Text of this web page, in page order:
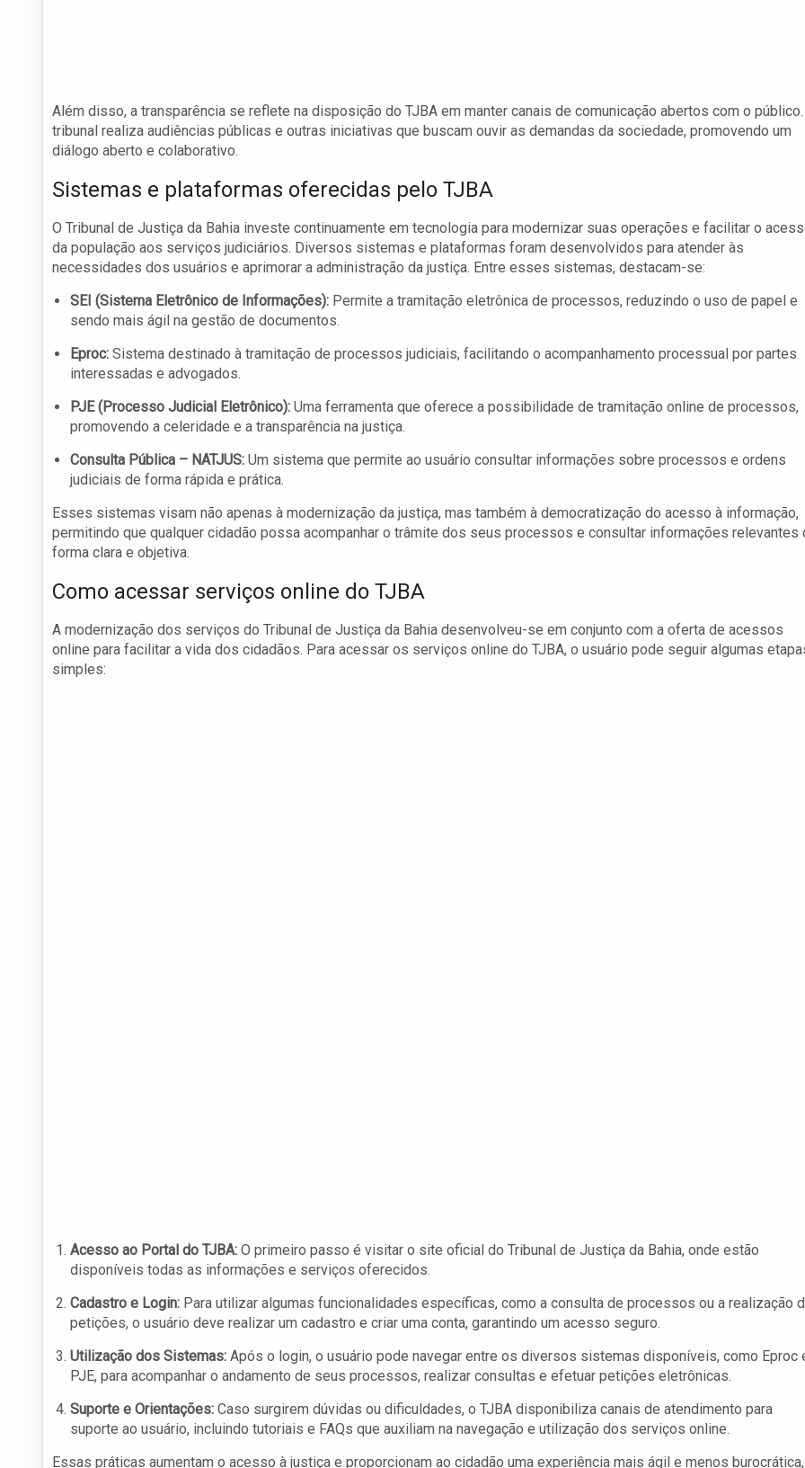
Além disso, a transparência se reflete na disposição do TJBA em manter canais de comunicação abertos com o público.
tribunal realiza audiências públicas e outras iniciativas que buscam ouvir as demandas da sociedade, promovendo um
diálogo aberto e colaborativo.
Sistemas e plataformas oferecidas pelo TJBA
O Tribunal de Justiça da Bahia investe continuamente em tecnologia para modernizar suas operações e facilitar o
da população aos serviços judiciários. Diversos sistemas e plataformas foram desenvolvidos para atender às
necessidades dos usuários e aprimorar a administração da justiça. Entre esses sistemas, destacam-se:
SEI (Sistema Eletrônico de Informações): Permite a tramitação eletrônica de processos, reduzindo o uso de papel e
sendo mais ágil na gestão de documentos.
Eproc: Sistema destinado à tramitação de processos judiciais, facilitando o acompanhamento processual por partes
interessadas e advogados.
PJE (Processo Judicial Eletrônico): Uma ferramenta que oferece a possibilidade de tramitação online de processos,
promovendo a celeridade e a transparência na justiça.
Consulta Pública – NATJUS: Um sistema que permite ao usuário consultar informações sobre processos e ordens
judiciais de forma rápida e prática.
Esses sistemas visam não apenas à modernização da justiça, mas também à democratização do acesso à informação,
permitindo que qualquer cidadão possa acompanhar o trâmite dos seus processos e consultar informações relevantes
forma clara e objetiva.
Como acessar serviços online do TJBA
A modernização dos serviços do Tribunal de Justiça da Bahia desenvolveu-se em conjunto com a oferta de acessos
online para facilitar a vida dos cidadãos. Para acessar os serviços online do TJBA, o usuário pode seguir algumas
simples:
Acesso ao Portal do TJBA: O primeiro passo é visitar o site oficial do Tribunal de Justiça da Bahia, onde estão
disponíveis todas as informações e serviços oferecidos.
Cadastro e Login: Para utilizar algumas funcionalidades específicas, como a consulta de processos ou a realização
petições, o usuário deve realizar um cadastro e criar uma conta, garantindo um acesso seguro.
Utilização dos Sistemas: Após o login, o usuário pode navegar entre os diversos sistemas disponíveis, como Eproc
PJE, para acompanhar o andamento de seus processos, realizar consultas e efetuar petições eletrônicas.
Suporte e Orientações: Caso surgirem dúvidas ou dificuldades, o TJBA disponibiliza canais de atendimento para
suporte ao usuário, incluindo tutoriais e FAQs que auxiliam na navegação e utilização dos serviços online.
Essas práticas aumentam o acesso à justiça e proporcionam ao cidadão uma experiência mais ágil e menos burocrática,